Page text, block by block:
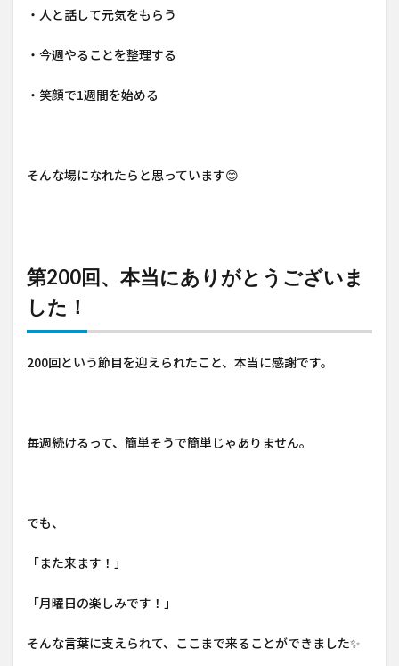
・人と話して元気をもらう
・今週やることを整理する
・笑顔で1週間を始める
そんな場になれたらと思っています😊
第200回、本当にありがとうございま
した！
200回という節目を迎えられたこと、本当に感謝です。
毎週続けるって、簡単そうで簡単じゃありません。
でも、
「また来ます！」
「月曜日の楽しみです！」
そんな言葉に支えられて、ここまで来ることができました✨